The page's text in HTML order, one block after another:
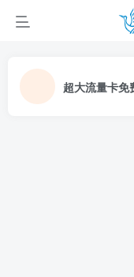
超大流量卡免